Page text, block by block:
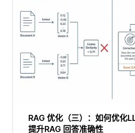
RAG 优化（三）：如何优化
提升RAG 回答准确性